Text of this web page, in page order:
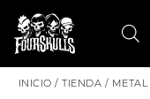
INICIO /TIENDA / METAL